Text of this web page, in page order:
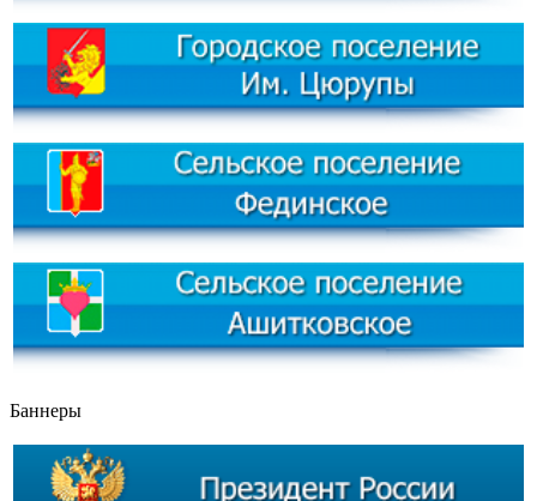
Баннеры